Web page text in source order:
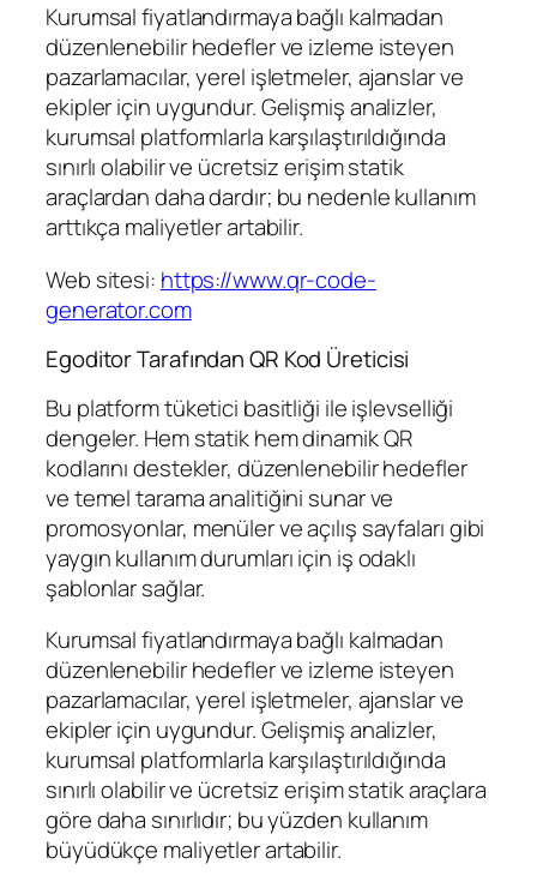
Kurumsal fiyatlandırmaya bağlı kalmadan
düzenlenebilir hedefler ve izleme isteyen
pazarlamacılar, yerel işletmeler, ajanslar ve
ekipler için uygundur. Gelişmiş analizler,
kurumsal platformlarla karşılaştırıldığında
sınırlı olabilir ve ücretsiz erişim statik
araçlardan daha dardır; bu nedenle kullanım
arttıkça maliyetler artabilir.
Web sitesi: https://www.qr-code-
generator.com
Egoditor Tarafından QR Kod Üreticisi
Bu platform tüketici basitliği ile işlevselliği
dengeler. Hem statik hem dinamik QR
kodlarını destekler, düzenlenebilir hedefler
ve temel tarama analitiğini sunar ve
promosyonlar, menüler ve açılış sayfaları gibi
yaygın kullanım durumları için iş odaklı
şablonlar sağlar.
Kurumsal fiyatlandırmaya bağlı kalmadan
düzenlenebilir hedefler ve izleme isteyen
pazarlamacılar, yerel işletmeler, ajanslar ve
ekipler için uygundur. Gelişmiş analizler,
kurumsal platformlarla karşılaştırıldığında
sınırlı olabilir ve ücretsiz erişim statik araçlara
göre daha sınırlıdır; bu yüzden kullanım
büyüdükçe maliyetler artabilir.